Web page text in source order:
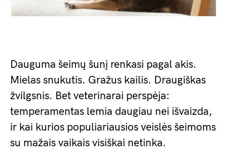
Dauguma šeimų šunį renkasi pagal akis.
Mielas snukutis. Gražus kailis. Draugiškas
žvilgsnis. Bet veterinarai perspėja:
temperamentas lemia daugiau nei išvaizda,
ir kai kurios populiariausios veislės šeimoms
su mažais vaikais visiškai netinka.